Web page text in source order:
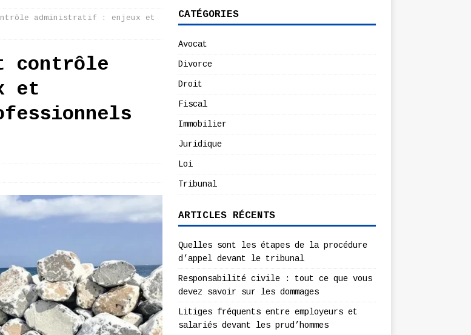
administratif : enjeux et
contrôle
et
CATÉGORIES
Avocat
Divorce
Droit
Fiscal
Immobilier
Juridique
Loi
Tribunal
ARTICLES RÉCENTS
Quelles sont les étapes de la procédure
d’appel devant le tribunal
Responsabilité civile : tout ce que vous
devez savoir sur les dommages
Litiges fréquents entre employeurs et
salariés devant les prud’hommes